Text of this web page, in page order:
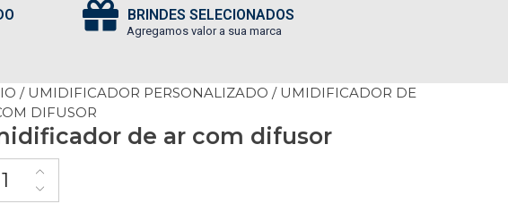
BRINDES SELECIONADOS
Agregamos valor a sua marca
/ UMIDIFICADOR PERSONALIZADO / UMIDIFICADOR DE
DIFUSOR
de ar com difusor